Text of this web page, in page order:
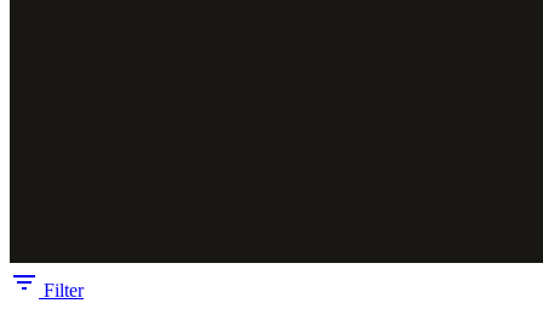
Filter